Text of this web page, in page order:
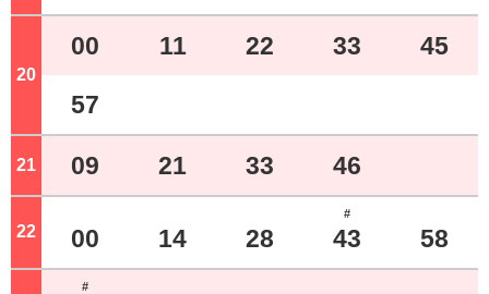
20
00 11 22 33 45
57
21 09 21 33 46
22 00 14 28
#
43 58
#